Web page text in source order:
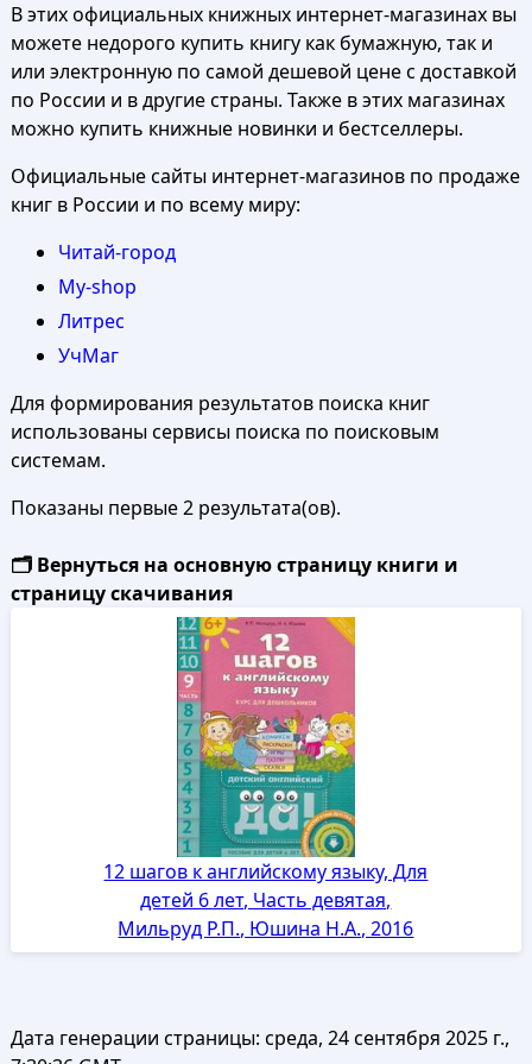
В этих официальных книжных интернет-магазинах вы
можете недорого купить книгу как бумажную, так и
или электронную по самой дешевой цене с доставкой
по России и в другие страны. Также в этих магазинах
можно купить книжные новинки и бестселлеры.
Официальные сайты интернет-магазинов по продаже
книг в России и по всему миру:
Читай-город
My-shop
Литрес
УчМаг
Для формирования результатов поиска книг
использованы сервисы поиска по поисковым
системам.
Показаны первые 2 результата(ов).
🗂️ Вернуться на основную страницу книги и
страницу скачивания
12 шагов к английскому языку, Для
детей 6 лет, Часть девятая,
Мильруд Р.П., Юшина Н.А., 2016
Дата генерации страницы: среда, 24 сентября 2025 г.,